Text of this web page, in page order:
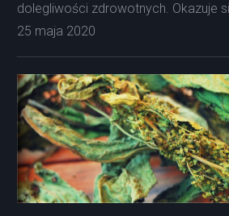
dolegliwości zdrowotnych. Okazuje
25 maja 2020